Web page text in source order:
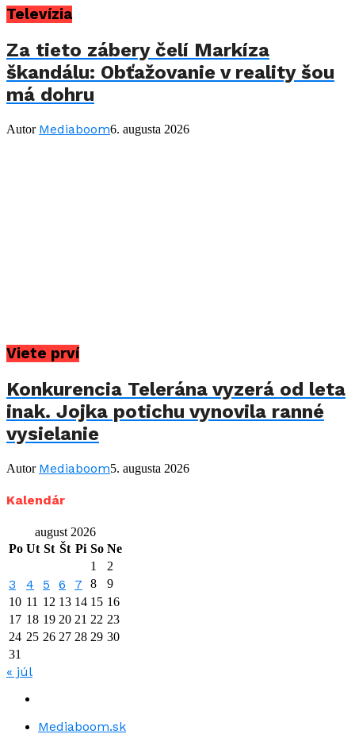
Televízia
Za tieto zábery čelí Markíza
škandálu: Obťažovanie v reality šou
má dohru
Autor Mediaboom6. augusta 2026
Viete prví
Konkurencia Telerána vyzerá od leta
inak. Jojka potichu vynovila ranné
vysielanie
Autor Mediaboom5. augusta 2026
Kalendár
august 2026
Po Ut St Št Pi So Ne
1
2
3 4 5 6 7 8
9
10 11 12 13 14 15 16
17 18 19 20 21 22 23
24 25 26 27 28 29 30
31
« júl
Mediaboom.sk